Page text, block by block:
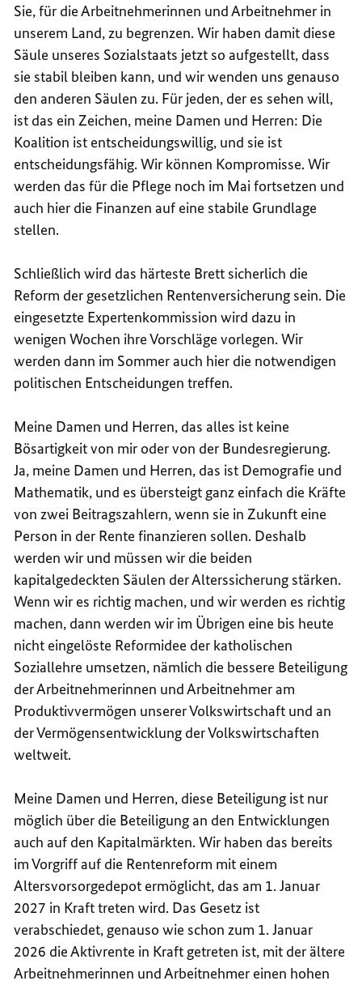
Sie, für die Arbeitnehmerinnen und Arbeitnehmer in
unserem Land, zu begrenzen. Wir haben damit diese
Säule unseres Sozialstaats jetzt so aufgestellt, dass
sie stabil bleiben kann, und wir wenden uns genauso
den anderen Säulen zu. Für jeden, der es sehen will,
ist das ein Zeichen, meine Damen und Herren: Die
Koalition ist entscheidungswillig, und sie ist
entscheidungsfähig. Wir können Kompromisse. Wir
werden das für die Pflege noch im Mai fortsetzen und
auch hier die Finanzen auf eine stabile Grundlage
stellen.
Schließlich wird das härteste Brett sicherlich die
Reform der gesetzlichen Rentenversicherung sein. Die
eingesetzte Expertenkommission wird dazu in
wenigen Wochen ihre Vorschläge vorlegen. Wir
werden dann im Sommer auch hier die notwendigen
politischen Entscheidungen treffen.
Meine Damen und Herren, das alles ist keine
Bösartigkeit von mir oder von der Bundesregierung.
Ja, meine Damen und Herren, das ist Demografie und
Mathematik, und es übersteigt ganz einfach die Kräfte
von zwei Beitragszahlern, wenn sie in Zukunft eine
Person in der Rente finanzieren sollen. Deshalb
werden wir und müssen wir die beiden
kapitalgedeckten Säulen der Alterssicherung stärken.
Wenn wir es richtig machen, und wir werden es richtig
machen, dann werden wir im Übrigen eine bis heute
nicht eingelöste Reformidee der katholischen
Soziallehre umsetzen, nämlich die bessere Beteiligung
der Arbeitnehmerinnen und Arbeitnehmer am
Produktivvermögen unserer Volkswirtschaft und an
der Vermögensentwicklung der Volkswirtschaften
weltweit.
Meine Damen und Herren, diese Beteiligung ist nur
möglich über die Beteiligung an den Entwicklungen
auch auf den Kapitalmärkten. Wir haben das bereits
im Vorgriff auf die Rentenreform mit einem
Altersvorsorgedepot ermöglicht, das am 1. Januar
2027 in Kraft treten wird. Das Gesetz ist
verabschiedet, genauso wie schon zum 1. Januar
2026 die Aktivrente in Kraft getreten ist, mit der ältere
Arbeitnehmerinnen und Arbeitnehmer einen hohen